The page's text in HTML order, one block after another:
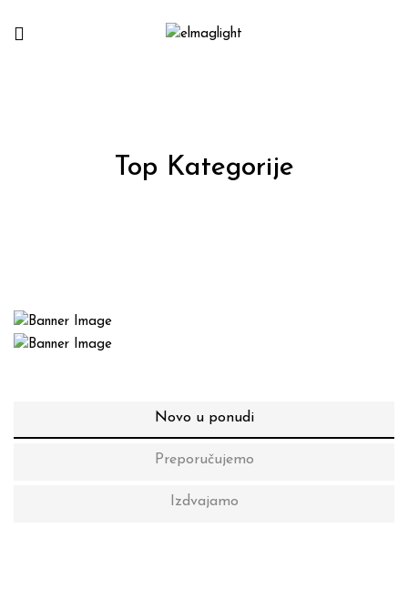
Top Kategorije
Elektromaterijal
Novo u ponudi
Preporučujemo
Izdvajamo